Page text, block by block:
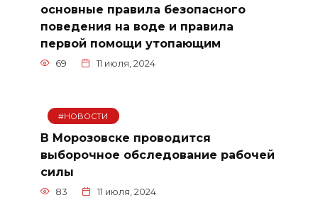
основные правила безопасного
поведения на воде и правила
первой помощи утопающим
69 11 июля, 2024
#НОВОСТИ
В Морозовске проводится
выборочное обследование рабочей
силы
83 11 июля, 2024